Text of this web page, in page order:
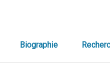
Biographie